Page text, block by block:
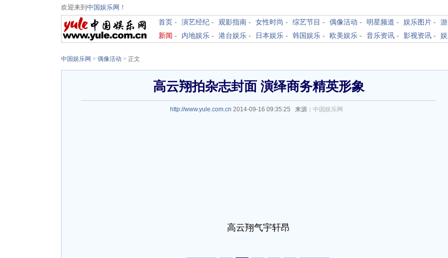
欢迎来到 中国娱乐网 ！
首页 - 演艺经纪 - 观影指南 - 女性时尚 - 综艺节目 - 偶像活动 - 明星频道 - 娱乐图片 -
新闻 - 内地娱乐 - 港台娱乐 - 日本娱乐 - 韩国娱乐 - 欧美娱乐 - 音乐资讯 - 影视资讯 -
中国娱乐网 > 偶像活动 > 正文
高云翔拍杂志封面 演绎商务精英形象
http://www.yule.com.cn 2014-09-16 09:35:25 来源： 中国娱乐网
高云翔气宇轩昂